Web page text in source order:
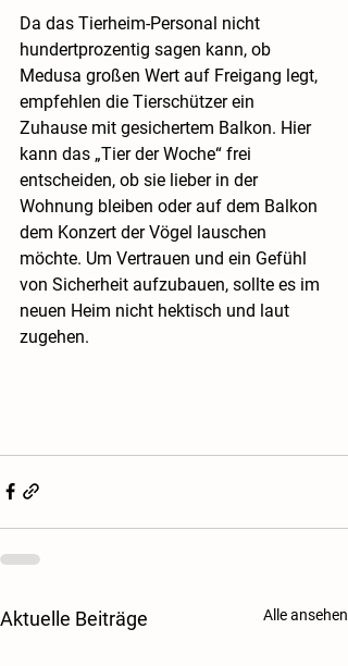
Da das Tierheim-Personal nicht
hundertprozentig sagen kann, ob
Medusa großen Wert auf Freigang legt,
empfehlen die Tierschützer ein
Zuhause mit gesichertem Balkon. Hier
kann das „Tier der Woche“ frei
entscheiden, ob sie lieber in der
Wohnung bleiben oder auf dem Balkon
dem Konzert der Vögel lauschen
möchte. Um Vertrauen und ein Gefühl
von Sicherheit aufzubauen, sollte es im
neuen Heim nicht hektisch und laut
zugehen.
Aktuelle Beiträge Alle ansehen